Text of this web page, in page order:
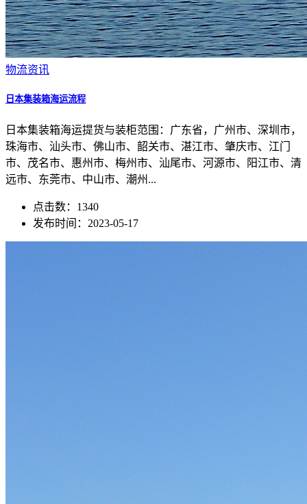
物流资讯
日本集装箱海运流程
日本集装箱海运提货与装柜范围：广东省，广州市、深圳市，
珠海市、汕头市、佛山市、韶关市、湛江市、肇庆市、江门
市、茂名市、惠州市、梅州市、汕尾市、河源市、阳江市、清
远市、东莞市、中山市、潮州...
点击数：1340
发布时间：2023-05-17